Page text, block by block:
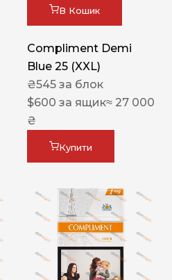
В Кошик
Compliment Demi
Blue 25 (XXL)
₴545 за блок
$600 за ящик≈ 27 000
₴
Купити